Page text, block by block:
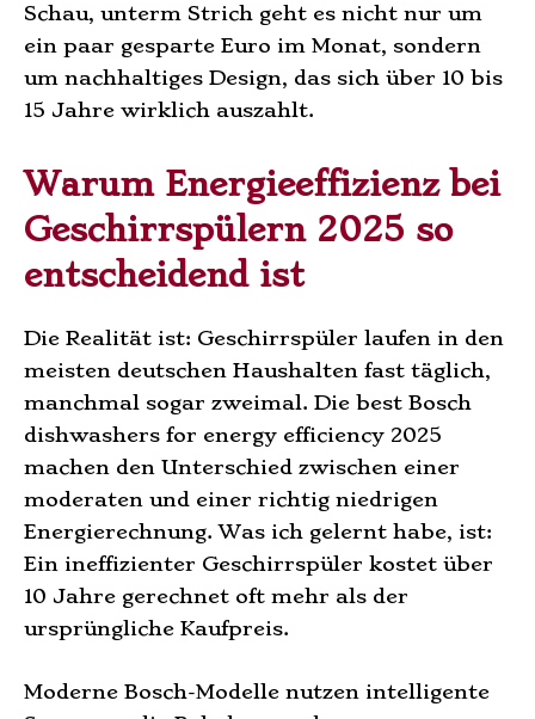
Schau, unterm Strich geht es nicht nur um
ein paar gesparte Euro im Monat, sondern
um nachhaltiges Design, das sich über 10 bis
15 Jahre wirklich auszahlt.
Warum Energieeffizienz bei
Geschirrspülern 2025 so
entscheidend ist
Die Realität ist: Geschirrspüler laufen in den
meisten deutschen Haushalten fast täglich,
manchmal sogar zweimal. Die best Bosch
dishwashers for energy efficiency 2025
machen den Unterschied zwischen einer
moderaten und einer richtig niedrigen
Energierechnung. Was ich gelernt habe, ist:
Ein ineffizienter Geschirrspüler kostet über
10 Jahre gerechnet oft mehr als der
ursprüngliche Kaufpreis.
Moderne Bosch-Modelle nutzen intelligente